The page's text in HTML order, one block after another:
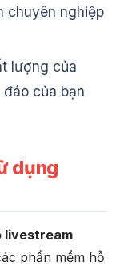
chuyên nghiệp
lượng của
của bạn
dụng
livestream
phần mềm hỗ